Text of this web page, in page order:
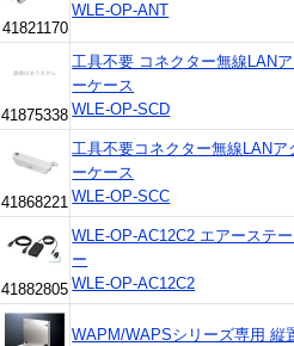
41821170
WLE-OP-ANT
41875338
工具不要 コネクター無線LAN
ーケース
WLE-OP-SCD
41868221
工具不要コネクター無線LAN
ーケース
WLE-OP-SCC
41882805
WLE-OP-AC12C2 エアーステ
ー
WLE-OP-AC12C2
WAPM/WAPSシリーズ専用 縦